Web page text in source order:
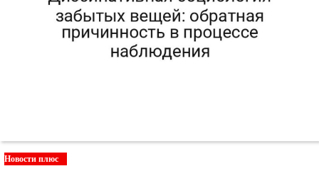
Новости плюс